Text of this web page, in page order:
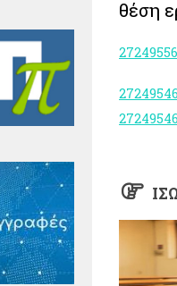
θέση